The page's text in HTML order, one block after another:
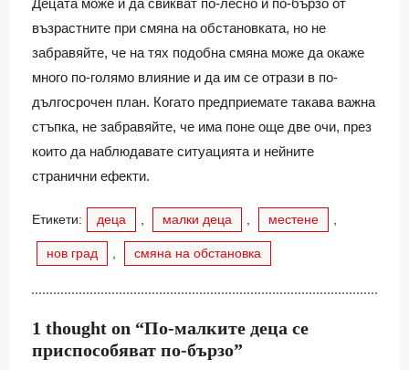
Децата може и да свикват по-лесно и по-бързо от
възрастните при смяна на обстановката, но не
забравяйте, че на тях подобна смяна може да окаже
много по-голямо влияние и да им се отрази в по-
дългосрочен план. Когато предприемате такава важна
стъпка, не забравяйте, че има поне още две очи, през
които да наблюдавате ситуацията и нейните
странични ефекти.
Етикети: деца малки деца местене
нов град смяна на обстановка
1 thought on “По-малките деца се
приспособяват по-бързо”